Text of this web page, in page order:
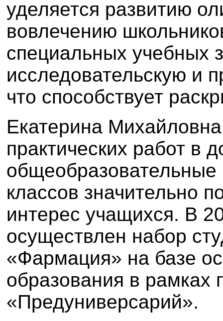
уделяется развитию
вовлечению
специальных учебных
исследовательскую и
что способствует
Екатерина
практических работ в
классов значительно
интерес учащихся. В
осуществлен набор
«Фармация» на базе
образования в рамках
«Предуниверсарий».